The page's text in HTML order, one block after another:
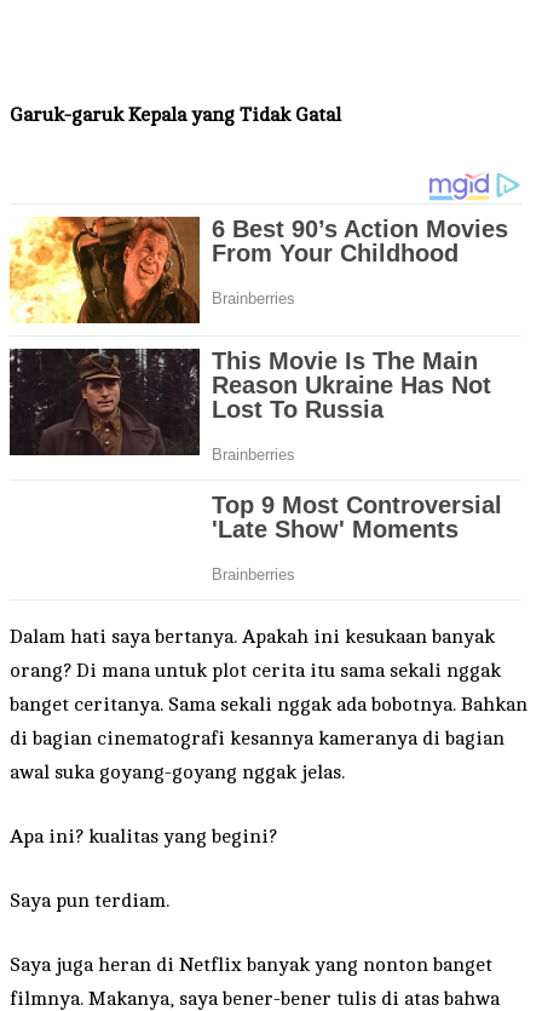
Garuk-garuk Kepala yang Tidak Gatal
Dalam hati saya bertanya. Apakah ini kesukaan banyak
orang? Di mana untuk plot cerita itu sama sekali nggak
banget ceritanya. Sama sekali nggak ada bobotnya. Bahkan
di bagian cinematografi kesannya kameranya di bagian
awal suka goyang-goyang nggak jelas.
Apa ini? kualitas yang begini?
Saya pun terdiam.
Saya juga heran di Netflix banyak yang nonton banget
filmnya. Makanya, saya bener-bener tulis di atas bahwa